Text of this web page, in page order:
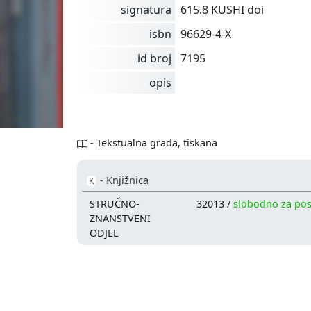
signatura
615.8 KUSHI doi
isbn
96629-4-X
id broj
7195
opis
- Tekstualna građa, tiskana
K - Knjižnica
STRUČNO-
ZNANSTVENI
ODJEL
32013 / slobodno za